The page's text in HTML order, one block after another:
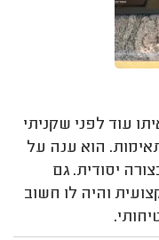
עוד לפני שקניתי
הוא ענה על
יסודית. גם
והיה לו חשוב